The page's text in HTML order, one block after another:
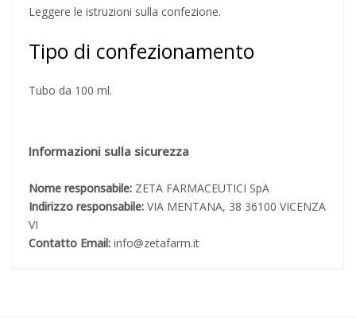
Leggere le istruzioni sulla confezione.
Tipo di confezionamento
Tubo da 100 ml.
Informazioni sulla sicurezza
Nome responsabile: ZETA FARMACEUTICI SpA
Indirizzo responsabile: VIA MENTANA, 38 36100 VICENZA
VI
Contatto Email: info@zetafarm.it